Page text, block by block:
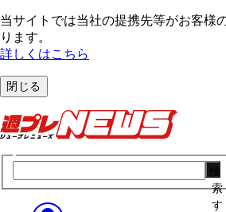
当サイトでは当社の提携先等がお客様
ります。
詳しくはこちら
閉じる
索
す